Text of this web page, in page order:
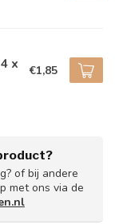
x €1,85
of bij andere
met ons via de